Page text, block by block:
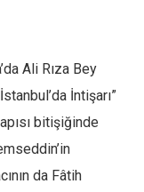
Ali Rıza Bey
İntişarı”
bitişiğinde
da Fâtih